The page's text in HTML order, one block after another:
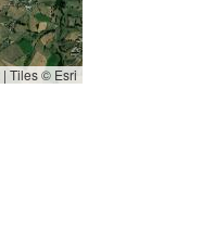
| Tiles © Esri